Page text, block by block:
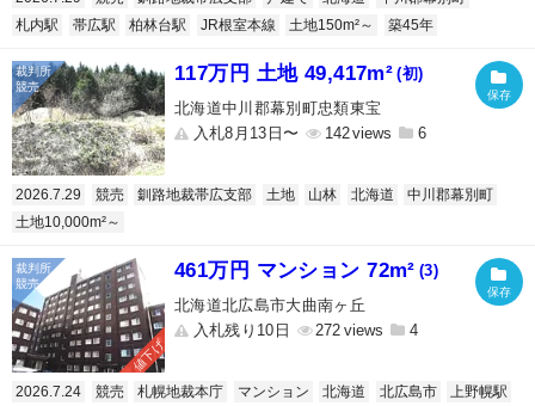
札内駅
帯広駅 柏林台駅 JR根室本線 土地150m²～ 築45年
117万円 土地 49,417m² (初)
北海道中川郡幕別町忠類東宝
入札8月13日〜
142 6
2026.7.29 競売 釧路地裁帯広支部 土地 山林 北海道
中川郡幕別町
土地10,000m²～
値下げ
461万円 マンション 72m² (3)
北海道北広島市大曲南ヶ丘
入札残り10日
272 4
2026.7.24 競売 札幌地裁本庁 マンション 北海道 北広島市
上野幌駅